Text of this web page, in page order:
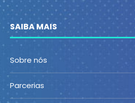
SAIBA MAIS
Sobre nós
Parcerias